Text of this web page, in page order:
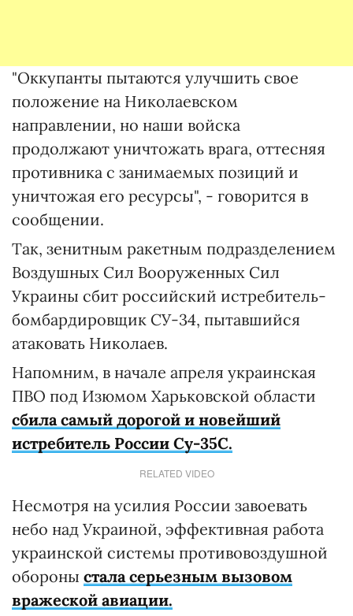
"Оккупанты пытаются улучшить свое
положение на Николаевском
направлении, но наши войска
продолжают уничтожать врага, оттесняя
противника с занимаемых позиций и
уничтожая его ресурсы", - говорится в
сообщении.
Так, зенитным ракетным подразделением
Воздушных Сил Вооруженных Сил
Украины сбит российский истребитель-
бомбардировщик СУ-34, пытавшийся
атаковать Николаев.
Напомним, в начале апреля украинская
ПВО под Изюмом Харьковской области
сбила самый дорогой и новейший
истребитель России Су-35С.
RELATED VIDEO
Несмотря на усилия России завоевать
небо над Украиной, эффективная работа
украинской системы противовоздушной
обороны стала серьезным вызовом
вражеской авиации.